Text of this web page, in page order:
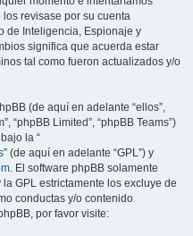
revisase por su cuenta
de Inteligencia, Espionaje y
significa que acuerda estar
tal como fueron actualizados y/o
(de aquí en adelante “ellos”,
“phpBB Limited”, “phpBB Teams”)
la “
” (de aquí en adelante “GPL”) y
. El software phpBB solamente
GPL estrictamente los excluye de
conductas y/o contenido
por favor visite: